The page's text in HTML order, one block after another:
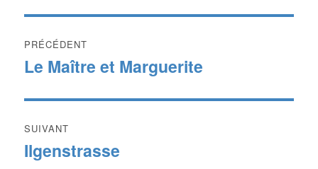
de
PRÉCÉDENT
Publication
Le Maître et Marguerite
SUIVANT
Publication
Ilgenstrasse